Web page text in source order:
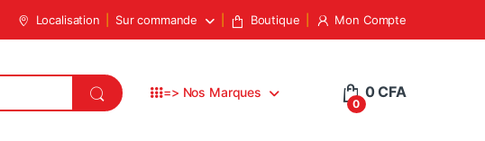
Localisation Sur commande Boutique Mon Compte
=> Nos Marques
0
0CFA